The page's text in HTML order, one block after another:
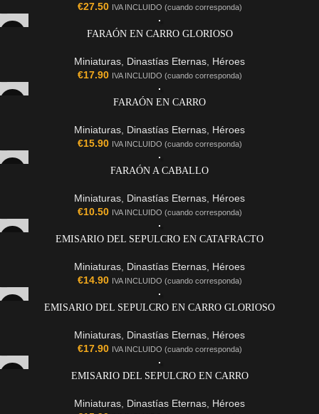
€27.50 IVA INCLUIDO (cuando corresponda)
FARAÓN EN CARRO GLORIOSO
Miniaturas Dinastías Eternas Héroes
€17.90 IVA INCLUIDO (cuando corresponda)
FARAÓN EN CARRO
Miniaturas Dinastías Eternas Héroes
€15.90 IVA INCLUIDO (cuando corresponda)
FARAÓN A CABALLO
Miniaturas Dinastías Eternas Héroes
€10.50 IVA INCLUIDO (cuando corresponda)
EMISARIO DEL SEPULCRO EN CATAFRACTO
Miniaturas Dinastías Eternas Héroes
€14.90 IVA INCLUIDO (cuando corresponda)
EMISARIO DEL SEPULCRO EN CARRO GLORIOSO
Miniaturas Dinastías Eternas Héroes
€17.90 IVA INCLUIDO (cuando corresponda)
EMISARIO DEL SEPULCRO EN CARRO
Miniaturas Dinastías Eternas Héroes